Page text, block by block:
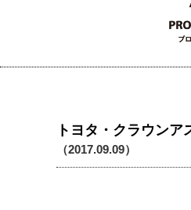
トヨタ・クラウン
（2017.09.09）